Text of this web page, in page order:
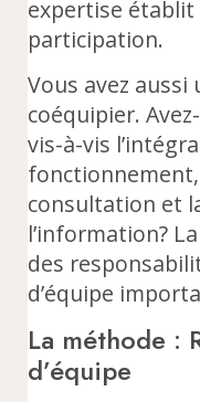
expertise
participation.
Vous avez
coéquipier.
vis-à-vis
consultation et
l’information?
des
d’équipe
La méthode :
d’équipe